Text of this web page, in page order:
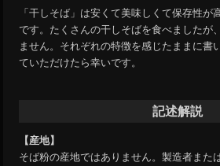
「干しそば」は安くて美味しくて保存性が
です。たくさんの干しそばを食べましたが
ません。それぞれの特徴を感じたままに書
ていただけたら幸いです。
記述解説
【産地】
そば粉の産地ではありません。製造者また